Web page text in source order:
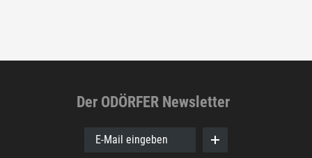
Der ODÖRFER Newsletter
E-Mail eingeben